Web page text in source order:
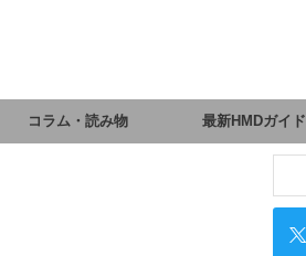
コラム・読み物 最新HMDガイド